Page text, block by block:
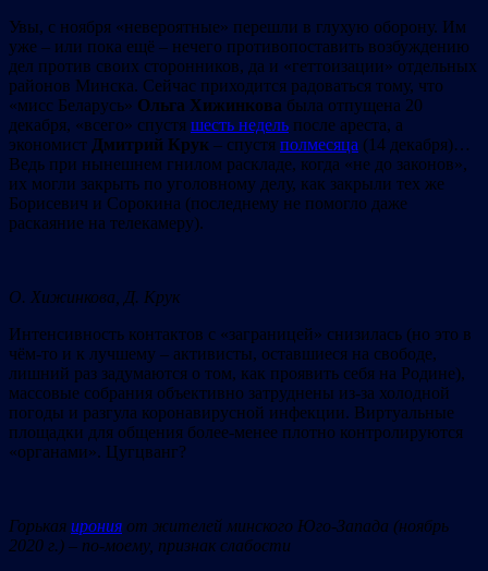
Увы, с ноября «невероятные» перешли в глухую оборону. Им
уже – или пока ещё – нечего противопоставить возбуждению
дел против своих сторонников, да и «геттоизации» отдельных
районов Минска. Сейчас приходится радоваться тому, что
«мисс Беларусь» Ольга Хижинкова была отпущена 20
декабря, «всего» спустя шесть недель после ареста, а
экономист Дмитрий Крук – спустя полмесяца (14 декабря)…
Ведь при нынешнем гнилом раскладе, когда «не до законов»,
их могли закрыть по уголовному делу, как закрыли тех же
Борисевич и Сорокина (последнему не помогло даже
раскаяние на телекамеру).
О. Хижинкова, Д. Крук
Интенсивность контактов с «заграницей» снизилась (но это в
чём-то и к лучшему – активисты, оставшиеся на свободе,
лишний раз задумаются о том, как проявить себя на Родине),
массовые собрания объективно затруднены из-за холодной
погоды и разгула коронавирусной инфекции. Виртуальные
площадки для общения более-менее плотно контролируются
«органами». Цугцванг?
Горькая ирония от жителей минского Юго-Запада (ноябрь
2020 г.) – по-моему, признак слабости